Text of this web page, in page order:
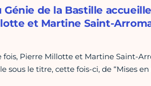
Génie de la Bastille
et Martine Saint-
fois, Pierre Millotte et Martine Saint-
sous le titre, cette fois-ci, de “Mises